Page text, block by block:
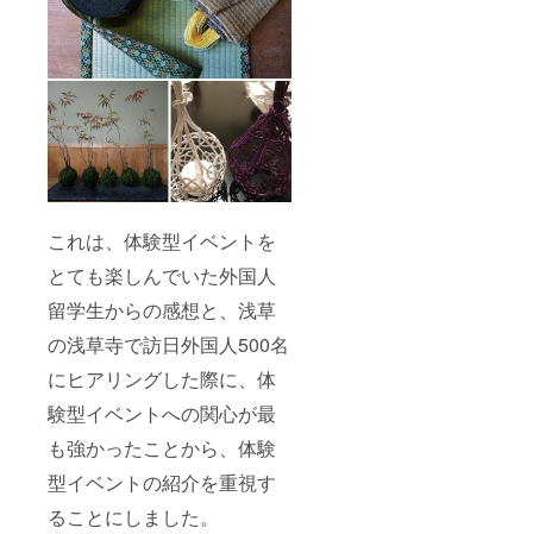
これは、体験型イベントを
とても楽しんでいた外国人
留学生からの感想と、浅草
の浅草寺で訪日外国人500名
にヒアリングした際に、体
験型イベントへの関心が最
も強かったことから、体験
型イベントの紹介を重視す
ることにしました。